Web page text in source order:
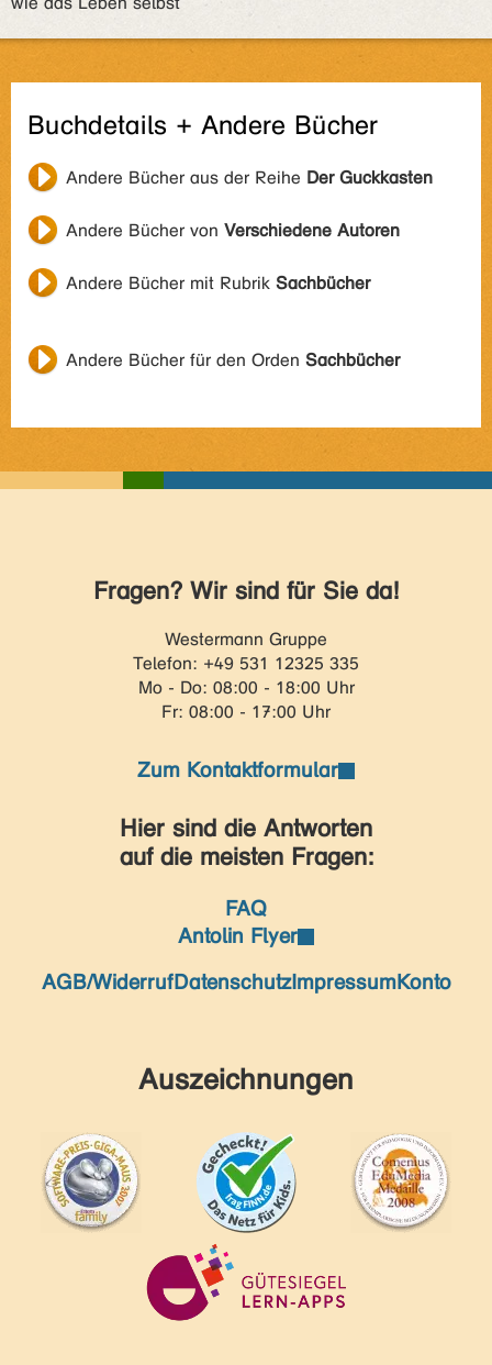
Buchdetails + Andere Bücher
Andere Bücher aus der Reihe Der Guckkasten
Andere Bücher von Verschiedene Autoren
Andere Bücher mit Rubrik Sachbücher
Andere Bücher für den Orden Sachbücher